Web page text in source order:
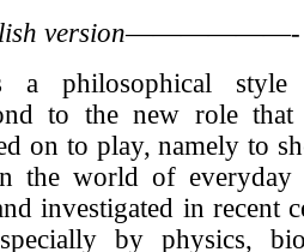
version——————-
a philosophical style
to the new role
on to play, namely to
the world of
investigated in recent
by physics,